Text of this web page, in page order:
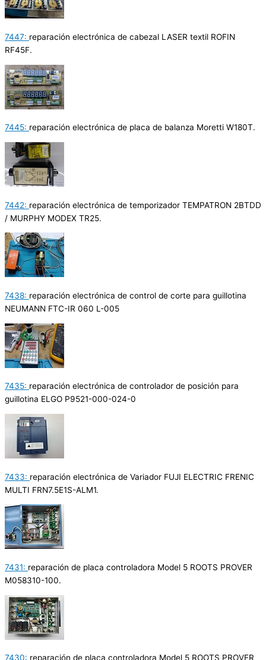
7447: reparación electrónica de cabezal LASER textil ROFIN
RF45F.
7445: reparación electrónica de placa de balanza Moretti W180T.
7442: reparación electrónica de temporizador TEMPATRON 2BTDD
/ MURPHY MODEX TR25.
7438: reparación electrónica de control de corte para guillotina
NEUMANN FTC-IR 060 L-005
7435: reparación electrónica de controlador de posición para
guillotina ELGO P9521-000-024-0
7433: reparación electrónica de Variador FUJI ELECTRIC FRENIC
MULTI FRN7.5E1S-ALM1.
7431: reparación de placa controladora Model 5 ROOTS PROVER
M058310-100.
7430: reparación de placa controladora Model 5 ROOTS PROVER